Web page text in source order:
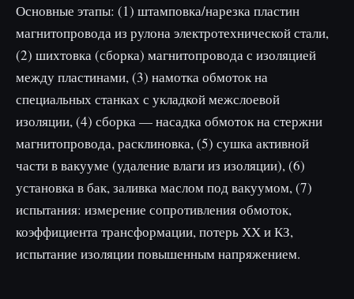
Основные этапы: (1) штамповка/нарезка пластин
магнитопровода из рулона электротехнической стали,
(2) шихтовка (сборка) магнитопровода с изоляцией
между пластинами, (3) намотка обмоток на
специальных станках с укладкой межслоевой
изоляции, (4) сборка — насадка обмоток на стержни
магнитопровода, расклиновка, (5) сушка активной
части в вакууме (удаление влаги из изоляции), (6)
установка в бак, заливка маслом под вакуумом, (7)
испытания: измерение сопротивления обмоток,
коэффициента трансформации, потерь ХХ и КЗ,
испытание изоляции повышенным напряжением.